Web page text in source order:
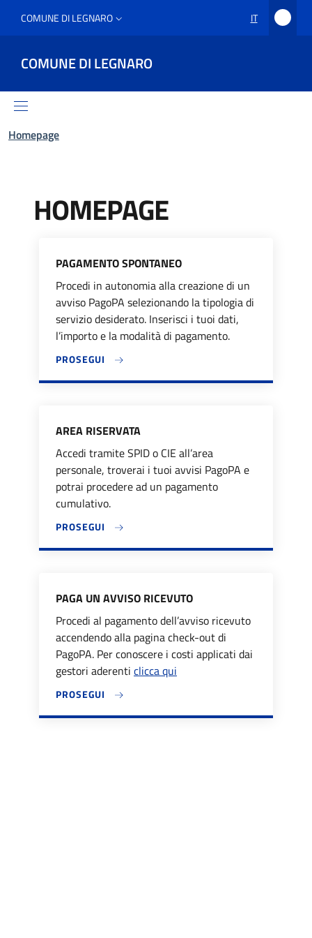
COMUNE DI LEGNARO IT
COMUNE DI LEGNARO
Homepage
HOMEPAGE
PAGAMENTO SPONTANEO
Procedi in autonomia alla creazione di un
avviso PagoPA selezionando la tipologia di
servizio desiderato. Inserisci i tuoi dati,
l’importo e la modalità di pagamento.
PROSEGUI
AREA RISERVATA
Accedi tramite SPID o CIE all’area
personale, troverai i tuoi avvisi PagoPA e
potrai procedere ad un pagamento
cumulativo.
PROSEGUI
PAGA UN AVVISO RICEVUTO
Procedi al pagamento dell’avviso ricevuto
accendendo alla pagina check-out di
PagoPA. Per conoscere i costi applicati dai
gestori aderenti clicca qui
PROSEGUI